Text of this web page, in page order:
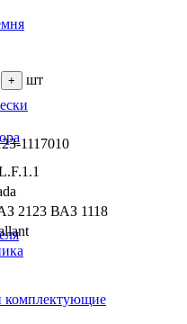
комплектующие
+ шт
1117010
2123 ВАЗ 1118